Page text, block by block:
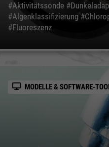
#Aktivitätssonde
#Algenklassifizierung
#Fluoreszenz
MODELLE & SOFTWARE-